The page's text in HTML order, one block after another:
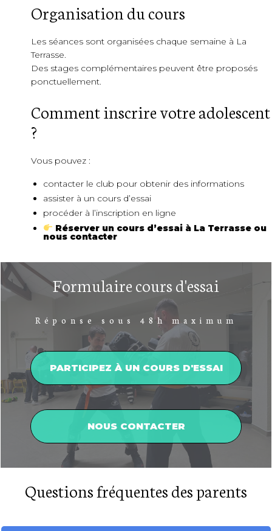
Organisation du cours
Les séances sont organisées chaque semaine à La
Terrasse.
Des stages complémentaires peuvent être proposés
ponctuellement.
Comment inscrire votre adolescent
?
Vous pouvez :
contacter le club pour obtenir des informations
assister à un cours d’essai
procéder à l’inscription en ligne
Réserver un cours d’essai à La Terrasse ou
nous contacter
Formulaire cours d'essai
Réponse sous 48h maximum
PARTICIPEZ À UN COURS D'ESSAI
NOUS CONTACTER
Questions fréquentes des parents